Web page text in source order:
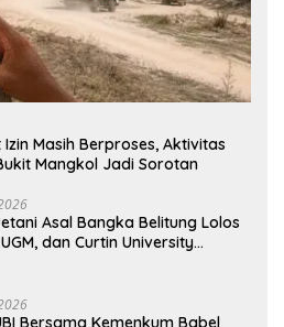
Masih Berproses, Aktivitas
Mangkol Jadi Sorotan
Asal Bangka Belitung Lolos
UGM, dan Curtin University
Bersama Kemenkum Babel